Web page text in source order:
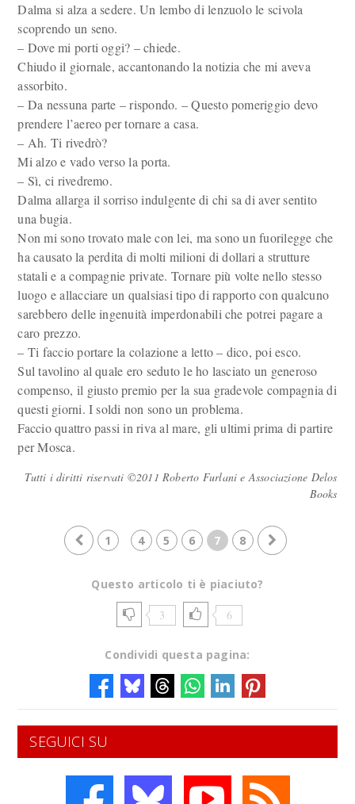
Dalma si alza a sedere. Un lembo di lenzuolo le scivola
scoprendo un seno.
– Dove mi porti oggi? – chiede.
Chiudo il giornale, accantonando la notizia che mi aveva
assorbito.
– Da nessuna parte – rispondo. – Questo pomeriggio devo
prendere l’aereo per tornare a casa.
– Ah. Ti rivedrò?
Mi alzo e vado verso la porta.
– Sì, ci rivedremo.
Dalma allarga il sorriso indulgente di chi sa di aver sentito
una bugia.
Non mi sono trovato male con lei, ma sono un fuorilegge che
ha causato la perdita di molti milioni di dollari a strutture
statali e a compagnie private. Tornare più volte nello stesso
luogo e allacciare un qualsiasi tipo di rapporto con qualcuno
sarebbero delle ingenuità imperdonabili che potrei pagare a
caro prezzo.
– Ti faccio portare la colazione a letto – dico, poi esco.
Sul tavolino al quale ero seduto le ho lasciato un generoso
compenso, il giusto premio per la sua gradevole compagnia di
questi giorni. I soldi non sono un problema.
Faccio quattro passi in riva al mare, gli ultimi prima di partire
per Mosca.
Tutti i diritti riservati ©2011 Roberto Furlani e Associazione Delos
Books
1 4 5 6 7 8
Questo articolo ti è piaciuto?
3 6
Condividi questa pagina:
SEGUICI SU